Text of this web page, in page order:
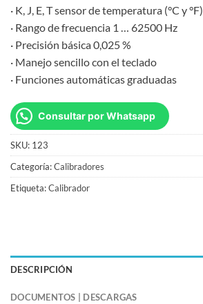
· K, J, E, T sensor de temperatura (°C y °F)
· Rango de frecuencia 1 … 62500 Hz
· Precisión básica 0,025 %
· Manejo sencillo con el teclado
· Funciones automáticas graduadas
Consultar por Whatsapp
SKU: 123
Categoría:Calibradores
Etiqueta:Calibrador
DESCRIPCIÓN
DOCUMENTOS | DESCARGAS